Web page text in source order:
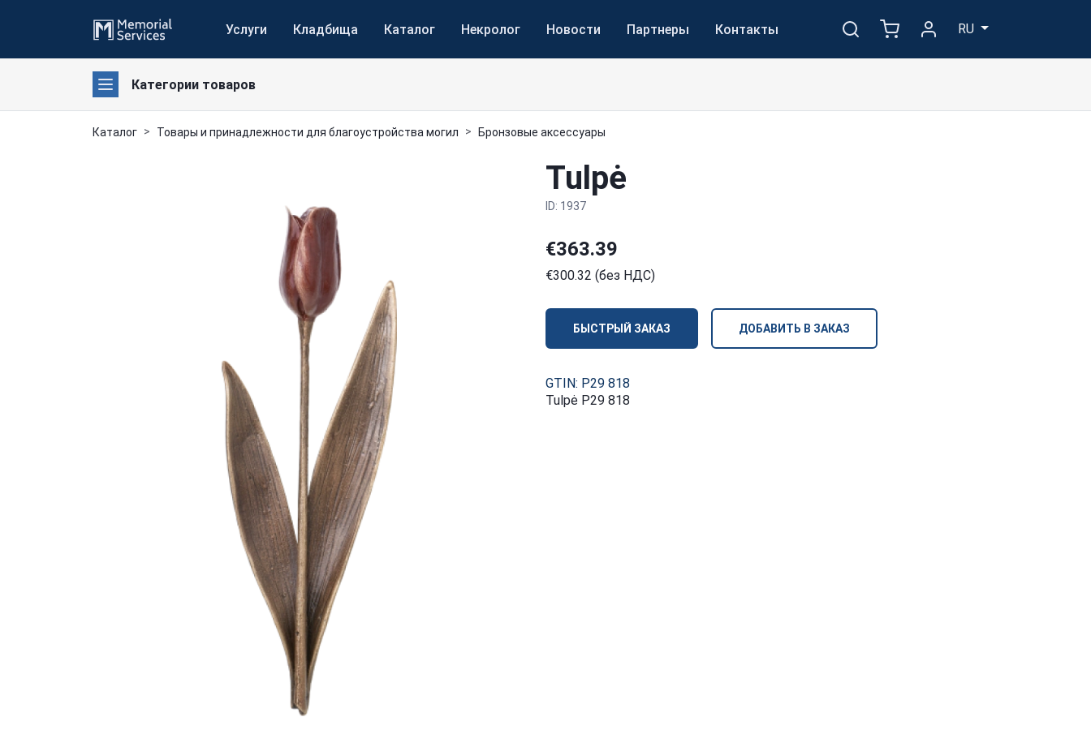
Услуги Кладбища Каталог Некролог Новости Партнеры Контакты RU
Категории товаров
Каталог Товары и принадлежности для благоустройства могил Бронзовые аксессуары
Tulpė
ID: 1937
€363.39
€300.32 (без НДС)
БЫСТРЫЙ ЗАКАЗ ДОБАВИТЬ В ЗАКАЗ
GTIN: P29 818
Tulpė P29 818